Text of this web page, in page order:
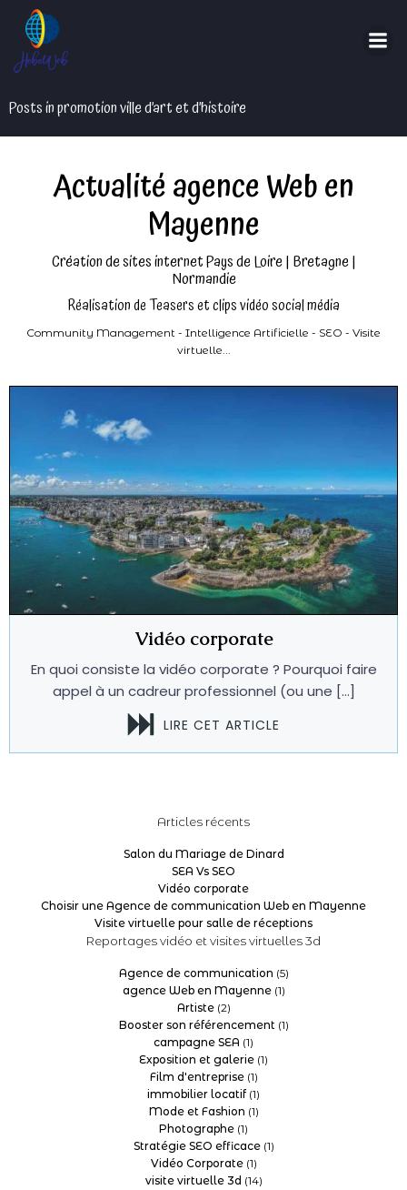
Posts in promotion ville d’art et d’histoire
Actualité agence Web en
Mayenne
Création de sites internet Pays de Loire | Bretagne |
Normandie
Réalisation de Teasers et clips vidéo social média
Community Management - Intelligence Artificielle - SEO - Visite
virtuelle...
Vidéo corporate
En quoi consiste la vidéo corporate ? Pourquoi faire
appel à un cadreur professionnel (ou une […]
LIRE CET ARTICLE
Articles récents
Salon du Mariage de Dinard
SEA Vs SEO
Vidéo corporate
Choisir une Agence de communication Web en Mayenne
Visite virtuelle pour salle de réceptions
Reportages vidéo et visites virtuelles 3d
Agence de communication (5)
agence Web en Mayenne(1)
Artiste(2)
Booster son référencement (1)
campagne SEA (1)
Exposition et galerie (1)
Film d'entreprise(1)
immobilier locatif(1)
Mode et Fashion (1)
Photographe (1)
Stratégie SEO efficace(1)
Vidéo Corporate(1)
visite virtuelle 3d (14)